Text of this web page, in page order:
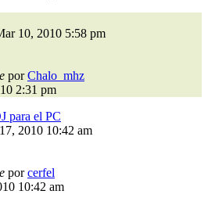
10, 2010 5:58 pm
porChalo_mhz
2:31 pm
para el PC
2010 10:42 am
porcerfel
10:42 am